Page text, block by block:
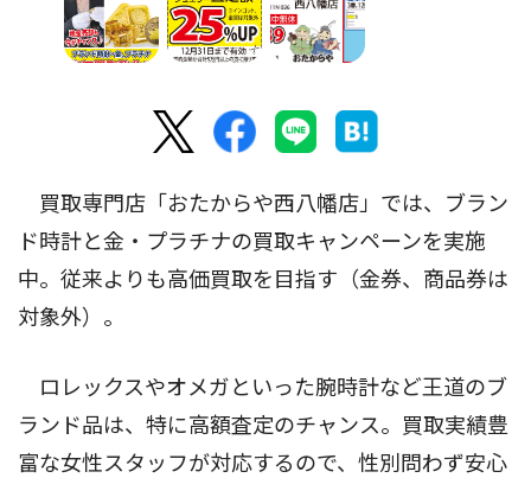
買取専門店「おたからや西八幡店」では、ブラン
ド時計と金・プラチナの買取キャンペーンを実施
中。従来よりも高価買取を目指す（金券、商品券は
対象外）。
ロレックスやオメガといった腕時計など王道のブ
ランド品は、特に高額査定のチャンス。買取実績豊
富な女性スタッフが対応するので、性別問わず安心